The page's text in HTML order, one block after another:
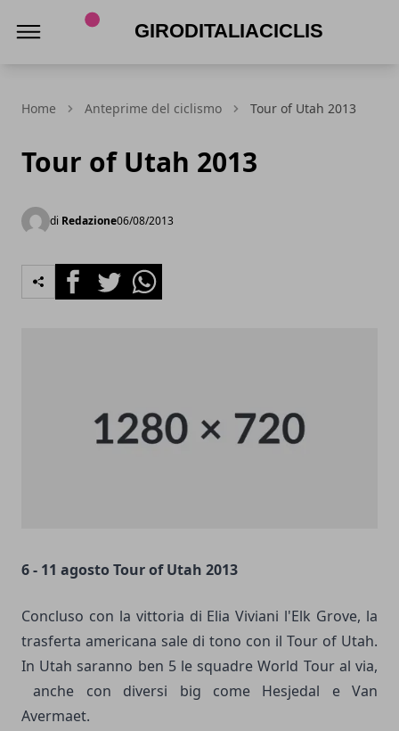
Home Anteprime del ciclismo Tour of Utah 2013
Tour of Utah 2013
di Redazione06/08/2013
FacebookTwitterWhatsapp
6 - 11 agosto Tour of Utah 2013
Concluso con la vittoria di Elia Viviani l'Elk Grove, la
trasferta americana sale di tono con il Tour of Utah.
In Utah saranno ben 5 le squadre World Tour al via,
anche con diversi big come Hesjedal e Van
Avermaet.